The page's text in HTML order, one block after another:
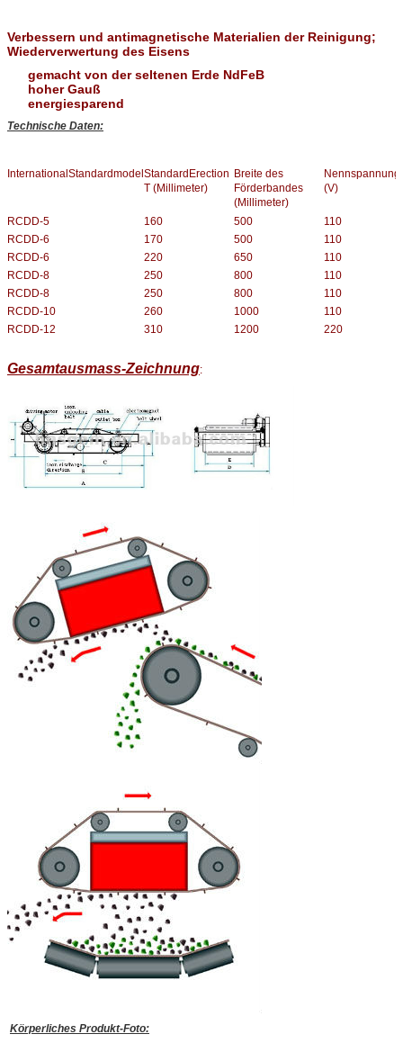
Verbessern und antimagnetische Materialien der Reinigung;
Wiederverwertung des Eisens
gemacht von der seltenen Erde NdFeB
hoher Gauß
energiesparend
Technische Daten:
InternationalStandardmodelStandardErection
T (Millimeter)
Breite des
Förderbandes
(Millimeter)
Nennspannung
(V)
RCDD-5 160 500
110
RCDD-6
170 500
110
RCDD-6
220 650
110
RCDD-8
250 800
110
RCDD-8
250 800
110
RCDD-10
260 1000
110
RCDD-12
310 1200 220
Gesamtausmass-Zeichnung:
Körperliches Produkt-Foto: